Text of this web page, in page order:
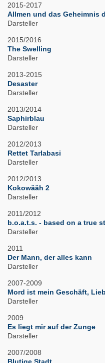
2015-2017
Allmen und das Geheimnis
Darsteller
2015/2016
The Swelling
Darsteller
2013-2015
Desaster
Darsteller
2013/2014
Saphirblau
Darsteller
2012/2013
Rettet Tarlabasi
Darsteller
2012/2013
Kokowääh 2
Darsteller
2011/2012
b.o.a.t.s. - based on a true
Darsteller
2011
Der Mann, der alles kann
Darsteller
2007-2009
Mord ist mein Geschäft,
Darsteller
2009
Es liegt mir auf der Zunge
Darsteller
2007/2008